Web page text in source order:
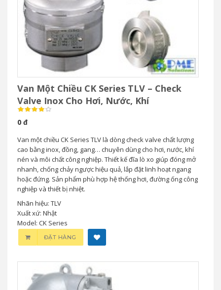
Van Một Chiều CK Series TLV – Check
Valve Inox Cho Hơi, Nước, Khí
0 đ
Van một chiều CK Series TLV là dòng check valve chất lượng
cao bằng inox, đồng, gang… chuyên dùng cho hơi, nước, khí
nén và môi chất công nghiệp. Thiết kế đĩa lò xo giúp đóng mở
nhanh, chống chảy ngược hiệu quả, lắp đặt linh hoạt ngang
hoặc đứng. Sản phẩm phù hợp hệ thống hơi, đường ống công
nghiệp và thiết bị nhiệt.
Nhãn hiệu: TLV
Xuất xứ: Nhật
Model: CK Series
ĐẶT HÀNG